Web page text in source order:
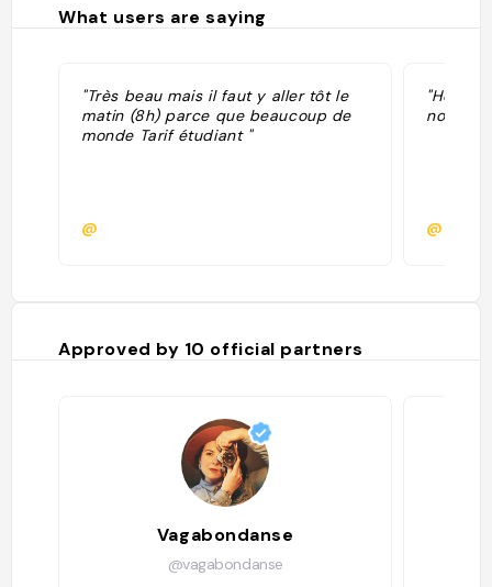
What users are saying
"Très beau mais il faut y aller tôt le
matin (8h) parce que beaucoup de
monde Tarif étudiant "
@
"Hotel
noche "
@
Approved by 10 official partners
Vagabondanse
@vagabondanse